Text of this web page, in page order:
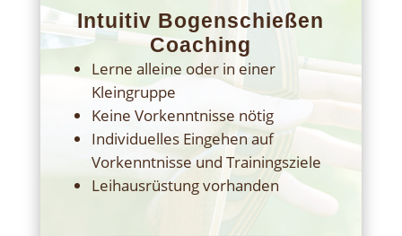
Intuitiv Bogenschießen
Coaching
Lerne alleine oder in einer
Kleingruppe
Keine Vorkenntnisse nötig
Individuelles Eingehen auf
Vorkenntnisse und Trainingsziele
Leihausrüstung vorhanden